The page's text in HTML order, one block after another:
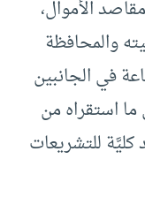
الأموال،
والمحافظة
في الجانبين
استقراه من
كليَّة للتشريعات